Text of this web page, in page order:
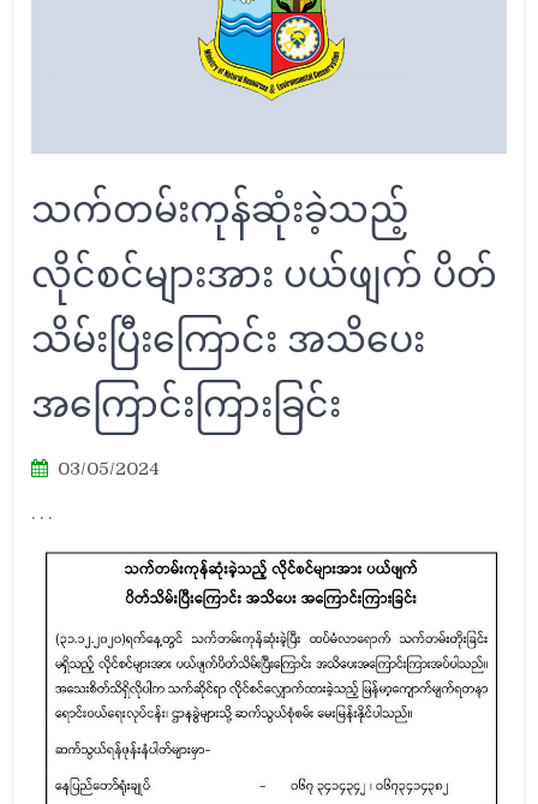
သက်တမ်းကုန်ဆုံးခဲ့သည့်
လိုင်စင်များအား ပယ်ဖျက် ပိတ်
သိမ်းပြီးကြောင်း အသိပေး
အကြောင်းကြားခြင်း
03/05/2024
. . .